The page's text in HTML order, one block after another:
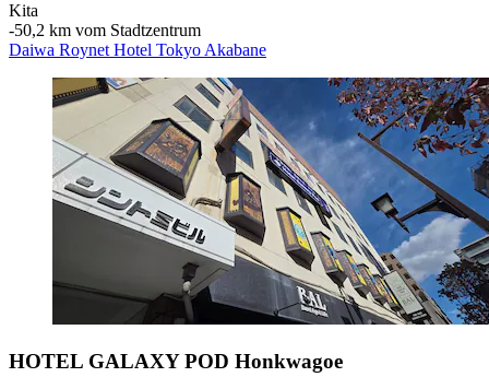
Kita
‐50,2 km vom Stadtzentrum
Daiwa Roynet Hotel Tokyo Akabane
HOTEL GALAXY POD Honkwagoe